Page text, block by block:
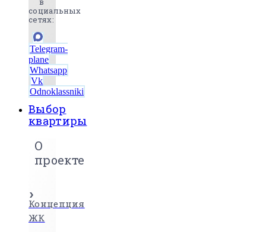
социальных
сетях:
Telegram-
plane
Whatsapp
Vk
Odnoklassniki
Выбор
квартиры
О
проекте
Концепция
ЖК